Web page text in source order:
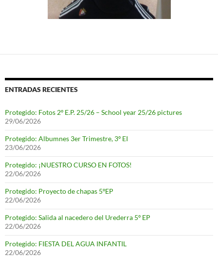
ENTRADAS RECIENTES
Protegido: Fotos 2º E.P. 25/26 – School year 25/26 pictures
29/06/2026
Protegido: Albumnes 3er Trimestre, 3º EI
23/06/2026
Protegido: ¡NUESTRO CURSO EN FOTOS!
22/06/2026
Protegido: Proyecto de chapas 5ºEP
22/06/2026
Protegido: Salida al nacedero del Urederra 5º EP
22/06/2026
Protegido: FIESTA DEL AGUA INFANTIL
22/06/2026